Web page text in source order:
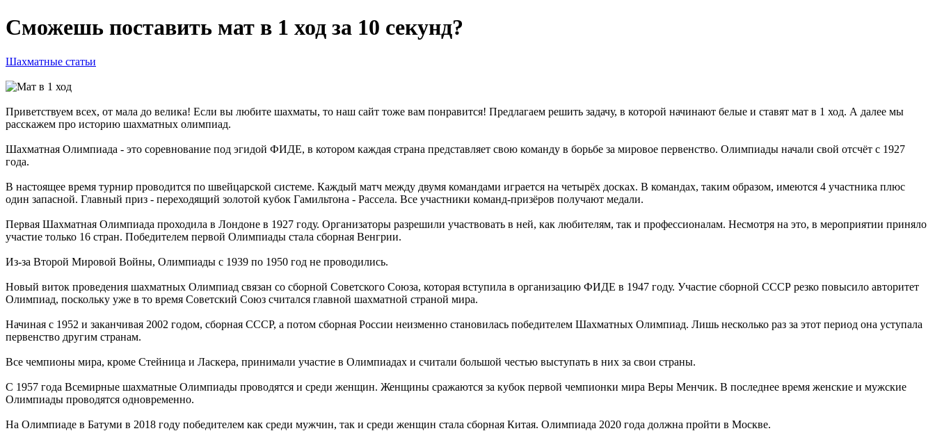
Сможешь поставить мат в 1 ход за 10 секунд?
Шахматные статьи
Приветствуем всех, от мала до велика! Если вы любите шахматы, то наш сайт тоже вам понравится! Предлагаем решить задачу, в которой начинают белые и ставят мат в 1 ход. А далее мы
расскажем про историю шахматных олимпиад.
Шахматная Олимпиада - это соревнование под эгидой ФИДЕ, в котором каждая страна представляет свою команду в борьбе за мировое первенство. Олимпиады начали свой отсчёт с 1927
года.
В настоящее время турнир проводится по швейцарской системе. Каждый матч между двумя командами играется на четырёх досках. В командах, таким образом, имеются 4 участника плюс
один запасной. Главный приз - переходящий золотой кубок Гамильтона - Рассела. Все участники команд-призёров получают медали.
Первая Шахматная Олимпиада проходила в Лондоне в 1927 году. Организаторы разрешили участвовать в ней, как любителям, так и профессионалам. Несмотря на это, в мероприятии приняло
участие только 16 стран. Победителем первой Олимпиады стала сборная Венгрии.
Из-за Второй Мировой Войны, Олимпиады с 1939 по 1950 год не проводились.
Новый виток проведения шахматных Олимпиад связан со сборной Советского Союза, которая вступила в организацию ФИДЕ в 1947 году. Участие сборной СССР резко повысило авторитет
Олимпиад, поскольку уже в то время Советский Союз считался главной шахматной страной мира.
Начиная с 1952 и заканчивая 2002 годом, сборная СССР, а потом сборная России неизменно становилась победителем Шахматных Олимпиад. Лишь несколько раз за этот период она уступала
первенство другим странам.
Все чемпионы мира, кроме Стейница и Ласкера, принимали участие в Олимпиадах и считали большой честью выступать в них за свои страны.
С 1957 года Всемирные шахматные Олимпиады проводятся и среди женщин. Женщины сражаются за кубок первой чемпионки мира Веры Менчик. В последнее время женские и мужские
Олимпиады проводятся одновременно.
На Олимпиаде в Батуми в 2018 году победителем как среди мужчин, так и среди женщин стала сборная Китая. Олимпиада 2020 года должна пройти в Москве.